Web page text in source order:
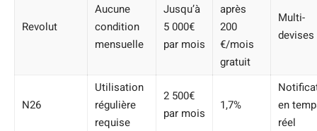
Revolut
Aucune
condition
mensuelle
Jusqu’à
5 000€
par mois
après
200
€/mois
gratuit
Multi-
devises
N26
Utilisation
régulière
requise
2 500€
par mois
1,7%
en
réel